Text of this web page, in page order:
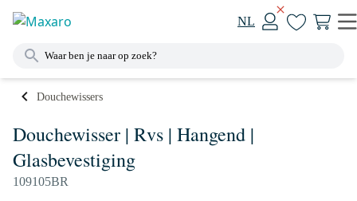
NL
Douchewissers
Douchewisser | Rvs | Hangend |
Glasbevestiging
109105BR